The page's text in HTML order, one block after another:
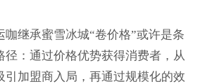
继承蜜雪冰城“卷价格”或许是条
径：通过价格优势获得消费者，从
引加盟商入局，再通过规模化的效